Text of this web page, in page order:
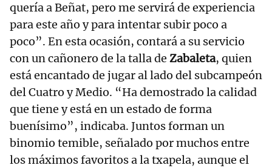
quería a Beñat, pero me servirá de experiencia
para este año y para intentar subir poco a
poco”. En esta ocasión, contará a su servicio
con un cañonero de la talla de Zabaleta, quien
está encantado de jugar al lado del subcampeón
del Cuatro y Medio. “Ha demostrado la calidad
que tiene y está en un estado de forma
buenísimo”, indicaba. Juntos forman un
binomio temible, señalado por muchos entre
los máximos favoritos a la txapela, aunque el